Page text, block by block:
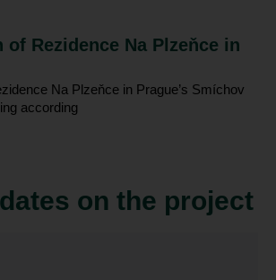
Rezidence Na Plzeňce in
Na Plzeňce in Prague’s Smíchov
according
on the project